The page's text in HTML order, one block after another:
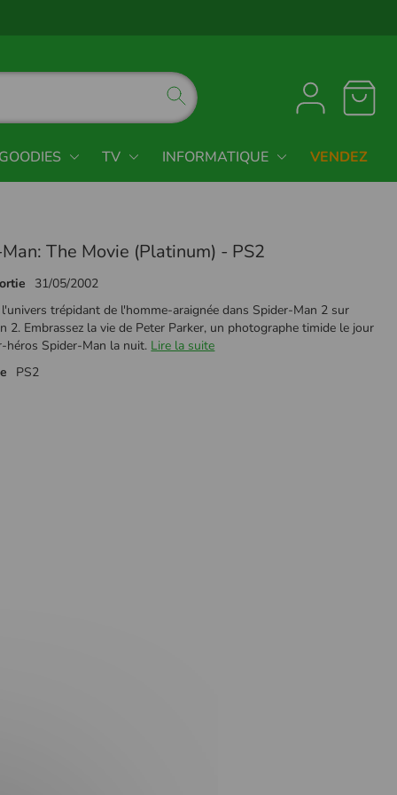
TV INFORMATIQUE VENDEZ
The Movie (Platinum) - PS2
31/05/2002
trépidant de l'homme-araignée dans Spider-Man 2 sur
2. Embrassez la vie de Peter Parker, un photographe timide le jour
héros Spider-Man la nuit. Lire la suite
PS2